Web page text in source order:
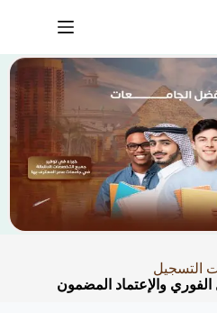
التسجيل
والإعتماد المضمون